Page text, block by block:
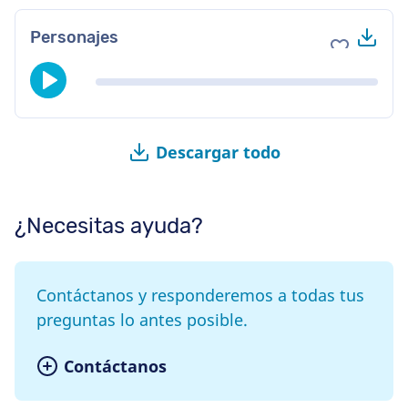
Personajes Agregar
Descargar todo
¿Necesitas ayuda?
Contáctanos y responderemos a todas tus
preguntas lo antes posible.
Contáctanos